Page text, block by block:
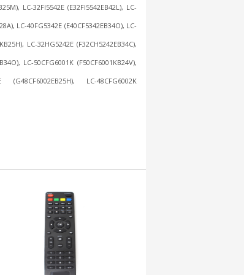
LC-32FI5542E (E32FI5542EB42L), LC-
LC-40FG5342E (E40CF5342EB34O), LC-
LC-32HG5242E (F32CH5242EB34C),
LC-50CFG6001K (F50CF6001KB24V),
(G48CF6002EB25H), LC-48CFG6002K